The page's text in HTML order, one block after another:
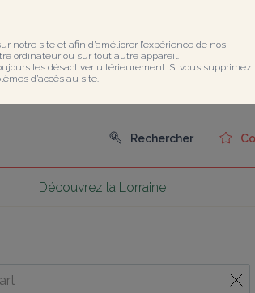
notre site et afin d’améliorer l’expérience de nos
ordinateur ou sur tout autre appareil.
les désactiver ultérieurement. Si vous supprimez
d’accès au site.
Rechercher
Découvrez la Lorraine